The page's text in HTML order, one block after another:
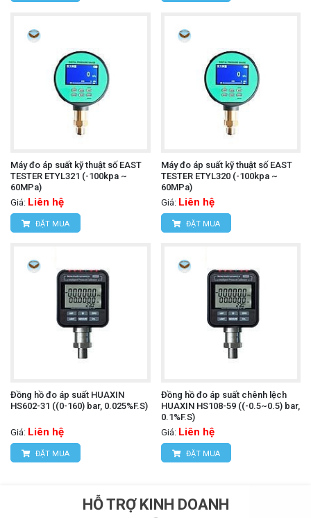
Máy đo áp suất kỹ thuật số EAST
TESTER ETYL321 (-100kpa ~
60MPa)
Giá: Liên hệ
ĐẶT MUA
Máy đo áp suất kỹ thuật số EAST
TESTER ETYL320 (-100kpa ~
60MPa)
Giá: Liên hệ
ĐẶT MUA
Đồng hồ đo áp suất HUAXIN
HS602-31 ((0-160) bar, 0.025%F.S)
Giá: Liên hệ
ĐẶT MUA
Đồng hồ đo áp suất chênh lệch
HUAXIN HS108-59 ((-0.5~0.5) bar,
0.1%F.S)
Giá: Liên hệ
ĐẶT MUA
HỖ TRỢ KINH DOANH